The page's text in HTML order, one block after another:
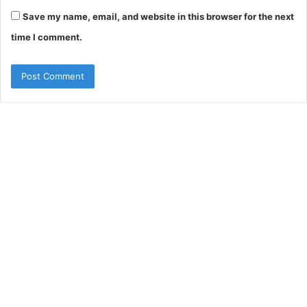
Save my name, email, and website in this browser for the next
time I comment.